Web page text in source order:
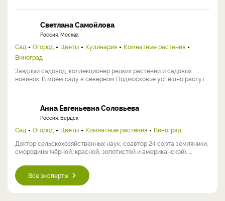
Светлана Самойлова
Россия, Москва
Сад Огород Цветы Кулинария
Комнатные растения
Виноград
Заядлый садовод, коллекционер редких растений и садовых
новинок. В моем саду в северном Подмосковье успешно растут ...
Анна Евгеньевна Соловьева
Россия, Бердск
Сад Огород Цветы Комнатные растения
Виноград
Доктор сельскохозяйственных наук, соавтор 24 сорта земляники,
смородины (чёрной, красной, золотистой и американской), ...
Все эксперты